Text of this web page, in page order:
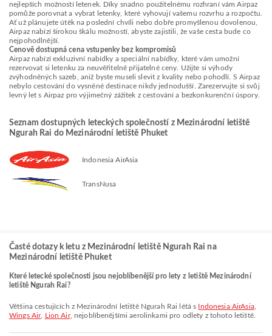
nejlepších možností letenek. Díky snadno použitelnému rozhraní vám Airpaz
pomůže porovnat a vybrat letenky, které vyhovují vašemu rozvrhu a rozpočtu.
Ať už plánujete útěk na poslední chvíli nebo dobře promyšlenou dovolenou,
Airpaz nabízí širokou škálu možností, abyste zajistili, že vaše cesta bude co
nejpohodlnější.
Cenově dostupná cena vstupenky bez kompromisů
Airpaz nabízí exkluzivní nabídky a speciální nabídky, které vám umožní
rezervovat si letenku za neuvěřitelně přijatelné ceny. Užijte si výhody
zvýhodněných sazeb, aniž byste museli slevit z kvality nebo pohodlí. S Airpaz
nebylo cestování do vysněné destinace nikdy jednodušší. Zarezervujte si svůj
levný let s Airpaz pro výjimečný zážitek z cestování a bezkonkurenční úspory.
Seznam dostupných leteckých společností z Mezinárodní letiště
Ngurah Rai do Mezinárodní letiště Phuket
Indonesia AirAsia
TransNusa
Časté dotazy k letu z Mezinárodní letiště Ngurah Rai na
Mezinárodní letiště Phuket
Které letecké společnosti jsou nejoblíbenější pro lety z letiště Mezinárodní
letiště Ngurah Rai?
Většina cestujících z Mezinárodní letiště Ngurah Rai létá s Indonesia AirAsia,
Wings Air, Lion Air, nejoblíbenějšími aerolinkami pro odlety z tohoto letiště.